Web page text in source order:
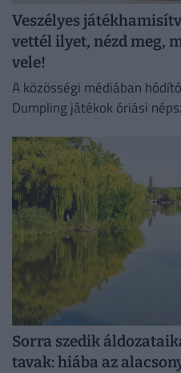
Veszélyes
vettél ilyet, nézd meg,
vele!
A közösségi médiában
Dumpling játékok óriási
hamisítványok.
Sorra szedik
tavak: hiába az